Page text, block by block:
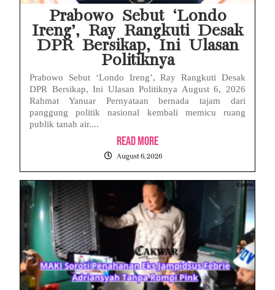
Prabowo Sebut ‘Londo
Ireng’, Ray Rangkuti Desak
DPR Bersikap, Ini Ulasan
Politiknya
Prabowo Sebut ‘Londo Ireng’, Ray Rangkuti Desak
DPR Bersikap, Ini Ulasan Politiknya August 6, 2026
Rahmat Yanuar Pernyataan bernada tajam dari
panggung politik nasional kembali memicu ruang
publik tanah air....
Read More
August 6, 2026